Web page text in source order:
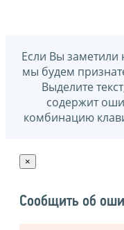
Если Вы заметили
мы будем
Выделите
содержит
комбинацию
×
Сообщить об